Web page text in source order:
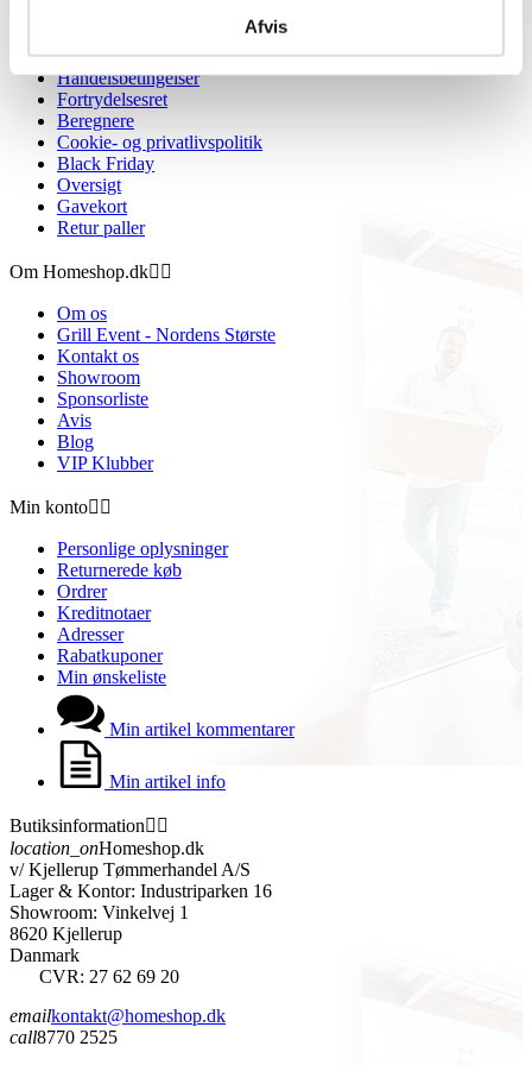
Afvis
Handelsbetingelser
Fortrydelsesret
Beregnere
Cookie- og privatlivspolitik
Black Friday
Oversigt
Gavekort
Retur paller
Om Homeshop.dk 
Om os
Grill Event - Nordens Største
Kontakt os
Showroom
Sponsorliste
Avis
Blog
VIP Klubber
Min konto 
Personlige oplysninger
Returnerede køb
Ordrer
Kreditnotaer
Adresser
Rabatkuponer
Min ønskeliste
Min artikel kommentarer
Min artikel info
Butiksinformation 
location_onHomeshop.dk
v/ Kjellerup Tømmerhandel A/S
Lager & Kontor: Industriparken 16
Showroom: Vinkelvej 1
8620 Kjellerup
Danmark
CVR: 27 62 69 20
emailkontakt@homeshop.dk
call8770 2525